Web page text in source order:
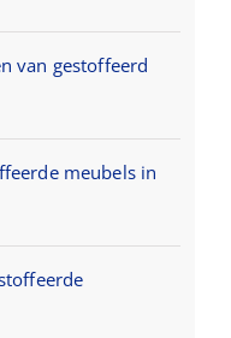
van gestoffeerd
meubels in